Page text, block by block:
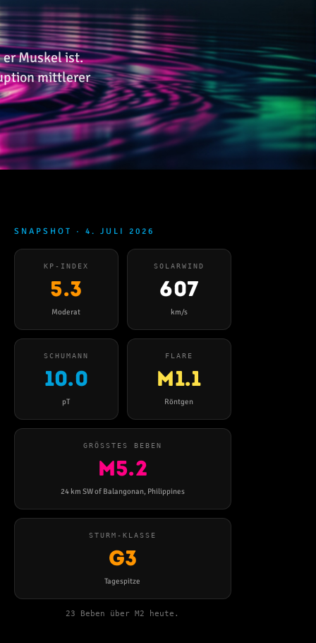
Muskel ist.
mittlerer
SNAPSHOT · 4. JULI 2026
KP-INDEX
5.3
Moderat
SOLARWIND
607
km/s
SCHUMANN
10.0
pT
FLARE
M1.1
Röntgen
GRÖSSTES BEBEN
M5.2
24 km SW of Balangonan, Philippines
STURM-KLASSE
G3
Tagespitze
23 Beben über M2 heute.